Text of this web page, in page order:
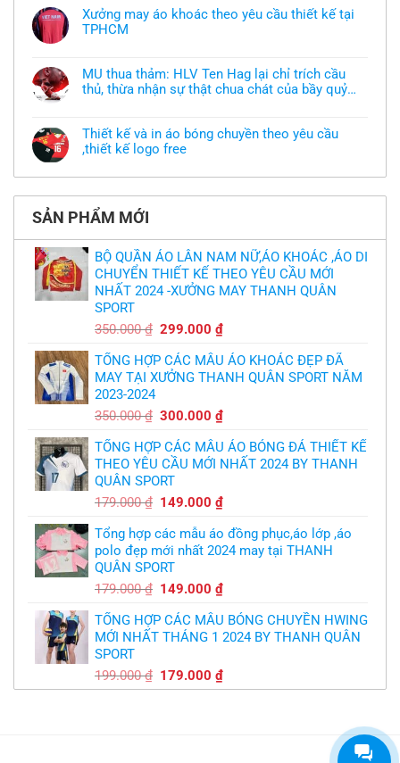
bình
luận
ở
áo
thun
đồng
chưa
có
mẫu
thì
làm
Xưởng may áo khoác theo yêu cầu thiết kế tại
TPHCM
bình
luận
ở
Xưởng
khoác
theo
yêu
thiết
tại
TPHCM
MU thua thảm: HLV Ten Hag lại chỉ trích cầu
thủ, thừa nhận sự thật chua chát của bầy quỷ
bình
luận
ở
MU
thảm:
Hag
lại
trích
cầu
thủ,
thừa
nhận
sự
thật
chát
bầy
quỷ
nhỏ
Thiết kế và in áo bóng chuyền theo yêu cầu
,thiết kế logo free
có
luận
Thiết
và
in
áo
bóng
chuyền
theo
yêu
,thiết
free
SẢN PHẨM MỚI
BỘ QUẦN ÁO LÂN NAM NỮ,ÁO KHOÁC ,ÁO DI
CHUYỂN THIẾT KẾ THEO YÊU CẦU MỚI
NHẤT 2024 -XƯỞNG MAY THANH QUÂN
SPORT
350.000₫ Giá
là:
350.000 ₫.
299.000₫Giá
tại
là:
TỔNG HỢP CÁC MẪU ÁO KHOÁC ĐẸP ĐÃ
MAY TẠI XƯỞNG THANH QUÂN SPORT NĂM
2023-2024
350.000₫ Giá
là:
350.000 ₫.
300.000₫Giá
tại
là:
TỔNG HỢP CÁC MẪU ÁO BÓNG ĐÁ THIẾT KẾ
THEO YÊU CẦU MỚI NHẤT 2024 BY THANH
QUÂN SPORT
179.000₫ Giá
là:
179.000 ₫.
149.000₫Giá
tại
là:
Tổng hợp các mẫu áo đồng phục,áo lớp ,áo
polo đẹp mới nhất 2024 may tại THANH
QUÂN SPORT
179.000₫ Giá
là:
179.000 ₫.
149.000₫Giá
tại
là:
TỔNG HỢP CÁC MẪU BÓNG CHUYỀN HWING
MỚI NHẤT THÁNG 1 2024 BY THANH QUÂN
SPORT
199.000₫ Giá
gốc
179.000₫Giá
hiện